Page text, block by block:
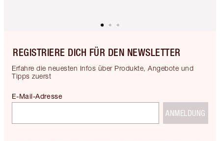
REGISTRIERE DICH FÜR DEN NEWSLETTER
Erfahre die neuesten Infos über Produkte, Angebote und
Tipps zuerst
E-Mail-Adresse
ANMELDUNG